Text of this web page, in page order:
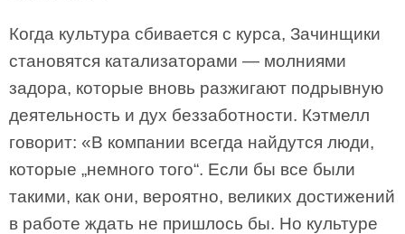
Когда культура сбивается с курса, Зачинщики
становятся катализаторами — молниями
задора, которые вновь разжигают подрывную
деятельность и дух беззаботности. Кэтмелл
говорит: «В компании всегда найдутся люди,
которые „немного того“. Если бы все были
такими, как они, вероятно, великих достижений
в работе ждать не пришлось бы. Но культуре